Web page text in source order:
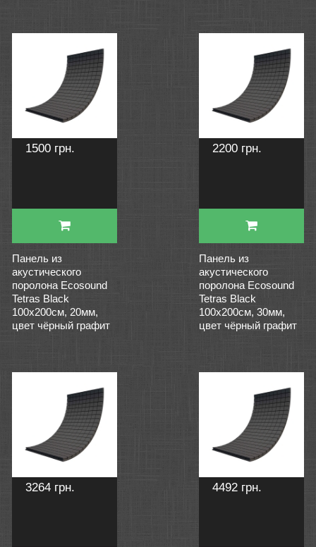
1500 грн.
Панель из
акустического
поролона Ecosound
Tetras Black
100x200см, 20мм,
цвет чёрный графит
2200 грн.
Панель из
акустического
поролона Ecosound
Tetras Black
100x200см, 30мм,
цвет чёрный графит
3264 грн. 4492 грн.